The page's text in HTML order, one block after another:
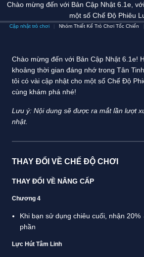
Chào mừng đến với Bản Cập Nhật 6.1e,
một số Chế Độ Phiêu
Cập nhật trò chơi Nhóm Thiết Kế Trò Chơi Tốc Chiến
Chào mừng đến với Bản Cập Nhật 6.1e!
khoảng thời gian đáng nhớ trong Tân
tôi có vài cập nhật cho một số Chế Độ
cùng khám phá nhé!
Lưu ý: Nội dung sẽ được ra mắt lần lượt
nhật.
THAY ĐỔI VỀ CHẾ ĐỘ CHƠI
THAY ĐỔI VỀ NÂNG CẤP
Chương 4
Khi bạn sử dụng chiêu cuối, nhận
phần
Lực Hút Tâm Linh